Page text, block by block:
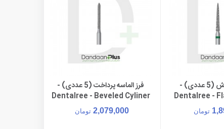
به سبد خرید
فرز الماسه تراش (5 عددی) -
Dentalree -
تومان
افزودن به سبد خریدفرز الماسه پرداخت (5 عددی) -
Dentalree - Beveled Cyliner
FG 886
2,079,000 تومان